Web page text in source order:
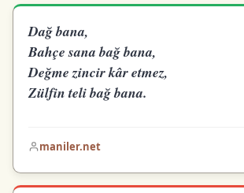
Dağ bana,
Bahçe sana bağ bana,
Değme zincir kâr etmez,
Zülfin teli bağ bana.
maniler.net